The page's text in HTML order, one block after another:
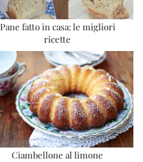
Pane fatto in casa: le migliori
ricette
Ciambellone al limone